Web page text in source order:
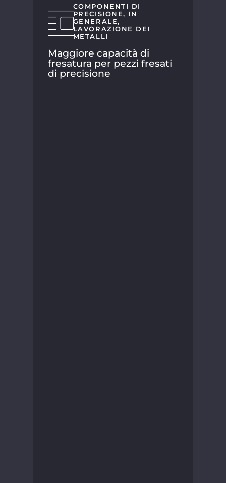
COMPONENTI DI
PRECISIONE, IN
GENERALE,
LAVORAZIONE DEI
METALLI
Maggiore capacità di
fresatura per pezzi fresati
di precisione